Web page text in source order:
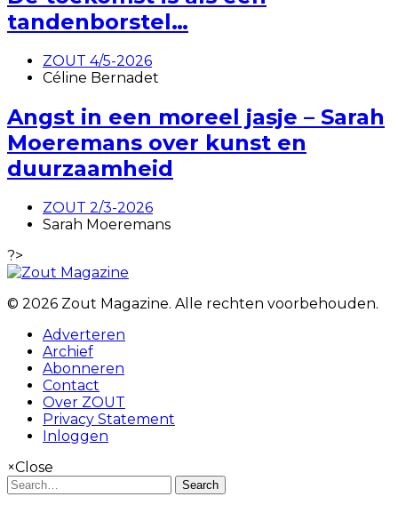
tandenborstel…
ZOUT 4/5-2026
Céline Bernadet
Angst in een moreel jasje – Sarah
Moeremans over kunst en
duurzaamheid
ZOUT 2/3-2026
Sarah Moeremans
?>
© 2026 Zout Magazine. Alle rechten voorbehouden.
Adverteren
Archief
Abonneren
Contact
Over ZOUT
Privacy Statement
Inloggen
×Close
Search